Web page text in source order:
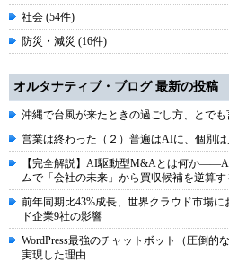
社会 (54件)
防災・減災 (16件)
オルタナティブ・ブログ 最新の投稿
沖縄で台風が来たときの過ごし方、とでも
営業は終わった（２）普遍はAIに、個別は
【完全解説】AI駆動型M&Aとは何か――AI
ムで「会社の未来」から買収候補を逆算す
前年同期比43%成長、世界クラウド市場
ド企業9社の影響
WordPress最強のチャットボット（圧倒的
実現した理由